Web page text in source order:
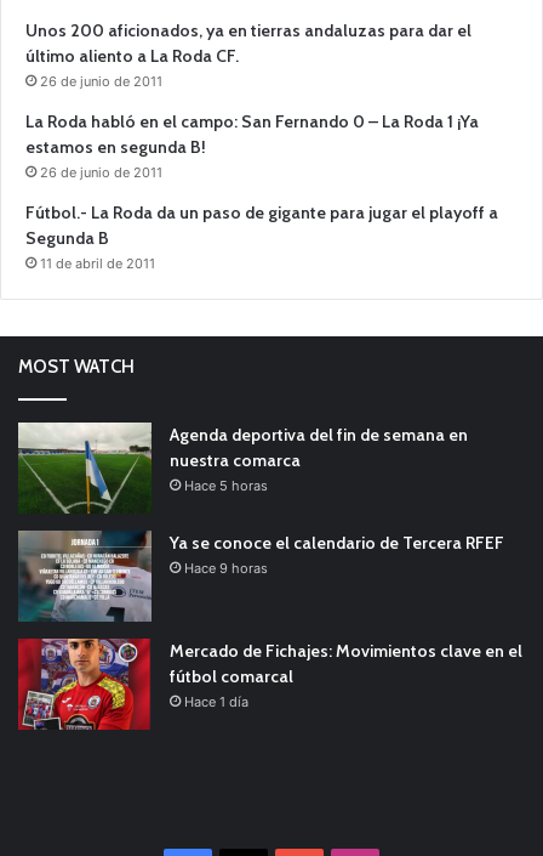
Unos 200 aficionados, ya en tierras andaluzas para dar el
último aliento a La Roda CF.
26 de junio de 2011
La Roda habló en el campo: San Fernando 0 – La Roda 1 ¡Ya
estamos en segunda B!
26 de junio de 2011
Fútbol.- La Roda da un paso de gigante para jugar el playoff a
Segunda B
11 de abril de 2011
MOST WATCH
Agenda deportiva del fin de semana en
nuestra comarca
Hace 5 horas
Ya se conoce el calendario de Tercera RFEF
Hace 9 horas
Mercado de Fichajes: Movimientos clave en el
fútbol comarcal
Hace 1 día